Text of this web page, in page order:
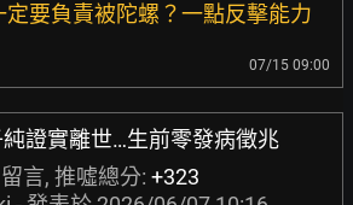
定要負責被陀螺？一點反擊能力
07/15 09:00
純證實離世…生前零發病徵兆
留言, 推噓總分: +323